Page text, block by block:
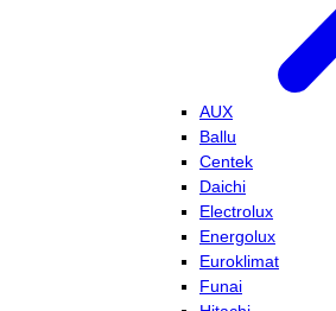
AUX
Ballu
Centek
Daichi
Electrolux
Energolux
Euroklimat
Funai